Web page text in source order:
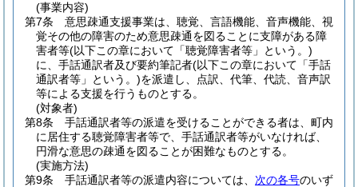
(事業内容)
第7条
意思疎通支援事業は、聴覚、言語機能、音声機能、視
覚その他の障害のため意思疎通を図ることに支障がある障
害者等(以下この章において「聴覚障害者等」という。)
に、手話通訳者及び要約筆記者(以下この章において「手話
通訳者等」という。)を派遣し、点訳、代筆、代読、音声訳
等による支援を行うものとする。
(対象者)
第8条
手話通訳者等の派遣を受けることができる者は、町内
に居住する聴覚障害者等で、手話通訳者等がいなければ、
円滑な意思の疎通を図ることが困難なものとする。
(実施方法)
第9条
手話通訳者等の派遣内容については、 次の各号のいず